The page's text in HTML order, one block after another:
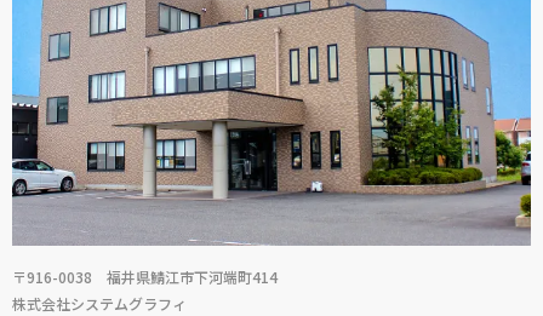
〒916-0038 福井県鯖江市下河端町414
株式会社システムグラフィ